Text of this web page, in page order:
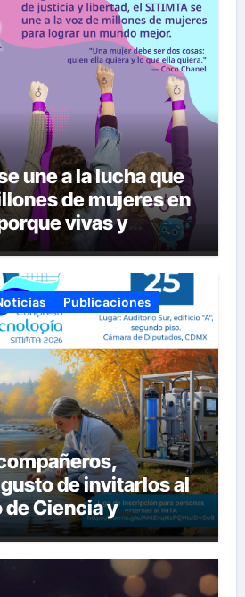
une a la lucha que
de mujeres en
vivas y
queremos!
Publicaciones
de invitarlos al
de Ciencia y
SITIMTA. Si
dejamos
se inscriban: